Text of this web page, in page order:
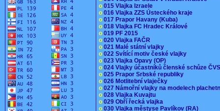
o 015 Vlajka Izraele
o 016 Vlajka ZZS Ústeckého kraje
o 017 Prapor Havany (Kuba)
o 018 Vlajka FC Hradec Králové
o 019 PF 2015
o 020 Vlajka FAČR
o 021 Malé státní vlajky
o 022 Svítící motiv české vlajky
o 023 Vlajka Opavy (OP)
o 024 Vlajky účastníků členské schůze
o 025 Prapor Srbské republiky
o 026 Motlitební vlaječky
o 027 Námořní vlajky na modelech
o 028 Vlajka Kuvajtu
o 029 Obří řecká vlajka
o 030 Vlajka městyse Pavlíkov (RA)